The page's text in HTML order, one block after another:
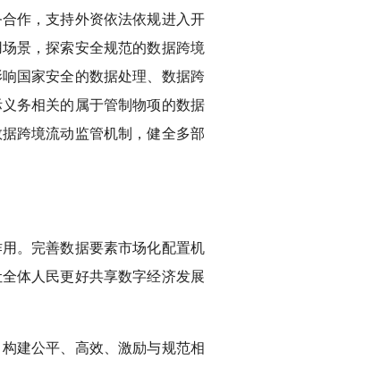
作，支持外资依法依规进入开
景，探索安全规范的数据跨境
国家安全的数据处理、数据跨
务相关的属于管制物项的数据
跨境流动监管机制，健全多部
。完善数据要素市场化配置机
体人民更好共享数字经济发展
建公平、高效、激励与规范相